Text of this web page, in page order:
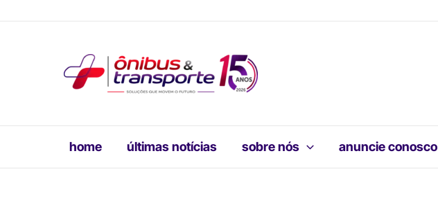
home últimas notícias sobre nós anuncie conosco